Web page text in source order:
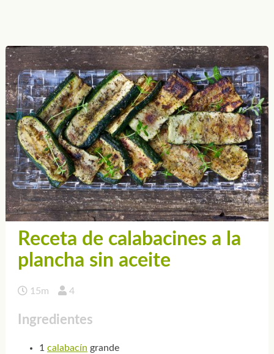
Receta de calabacines a la
plancha sin aceite
15m 4
Ingredientes
1 calabacín grande